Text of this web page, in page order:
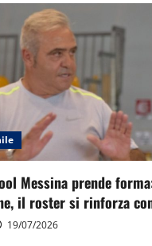
Messina prende
il roster si rinforza
19/07/2026